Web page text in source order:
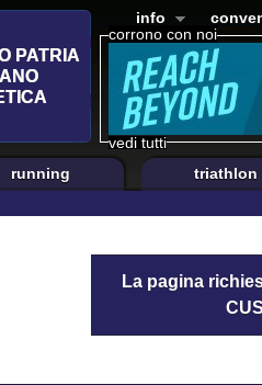
corrono con noi
vedi tutti
info
running triathlon
La pagina